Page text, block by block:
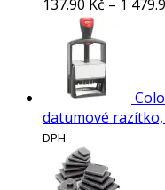
137.90 Kč – 1
datumové
DPH